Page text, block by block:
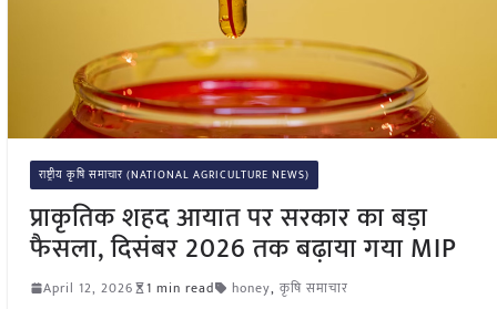
राष्ट्रीय कृषि समाचार (NATIONAL AGRICULTURE NEWS)
प्राकृतिक शहद आयात पर सरकार का बड़ा
फैसला, दिसंबर 2026 तक बढ़ाया गया MIP
April 12, 2026 1 min read honey, कृषि समाचार